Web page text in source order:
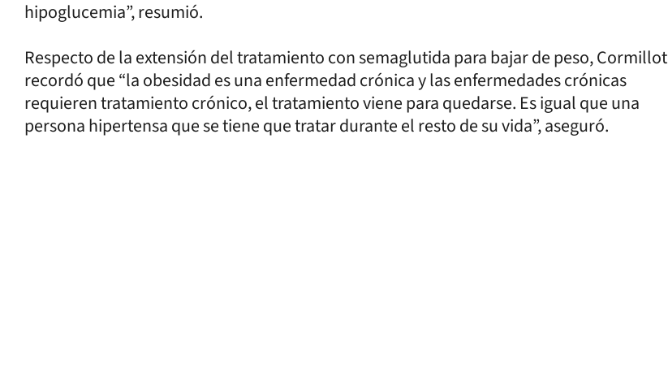
hipoglucemia”, resumió.
Respecto de la extensión del tratamiento con semaglutida para bajar de peso, Cormillot
recordó que “la obesidad es una enfermedad crónica y las enfermedades crónicas
requieren tratamiento crónico, el tratamiento viene para quedarse. Es igual que una
persona hipertensa que se tiene que tratar durante el resto de su vida”, aseguró.